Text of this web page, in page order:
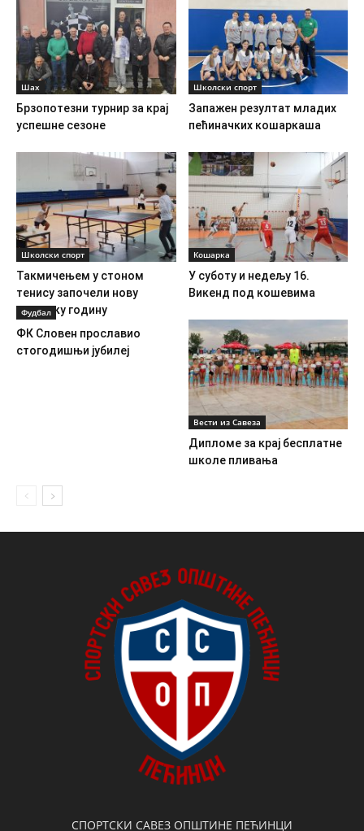
Шах
Брзопотезни турнир за крај
успешне сезоне
Школски спорт
Запажен резултат младих
пећиначких кошаркаша
Школски спорт
Такмичењем у стоном
тенису започели нову
школску годину
Кошарка
У суботу и недељу 16.
Викенд под кошевима
Фудбал
ФК Словен прославио
стогодишњи јубилеј
Вести из Савеза
Дипломе за крај бесплатне
школе пливања
СПОРТСКИ САВЕЗ ОПШТИНЕ ПЕЋИНЦИ